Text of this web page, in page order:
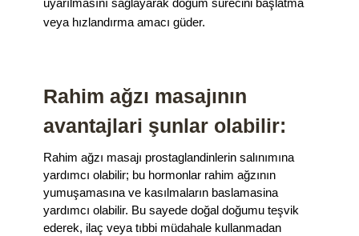
uyarılmasını sağlayarak doğum sürecini başlatma
veya hızlandırma amacı güder.
Rahim ağzı masajının
avantajlari şunlar olabilir:
Rahim ağzı masajı prostaglandinlerin salınımına
yardımcı olabilir; bu hormonlar rahim ağzının
yumuşamasına ve kasılmaların baslamasina
yardımcı olabilir. Bu sayede doğal doğumu teşvik
ederek, ilaç veya tıbbi müdahale kullanmadan